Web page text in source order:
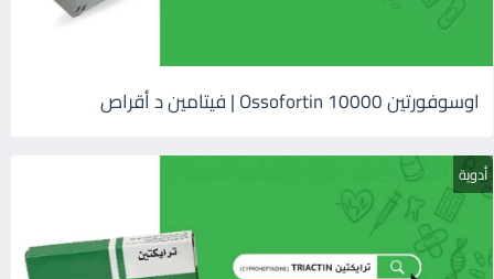
اوسوفورتين 10000 Ossofortin | فيتامين د أقراص
أدوية